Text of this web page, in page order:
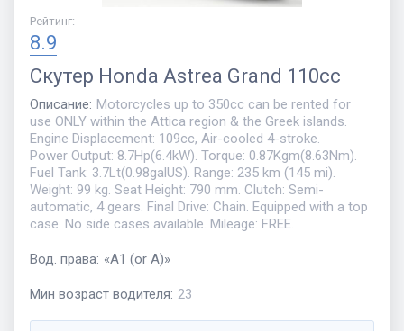
Рейтинг:
8.9
Скутер Honda Astrea Grand 110cc
Описание: Motorcycles up to 350cc can be rented for
use ONLY within the Attica region & the Greek islands.
Engine Displacement: 109cc, Air-cooled 4-stroke.
Power Output: 8.7Hp(6.4kW). Torque: 0.87Kgm(8.63Nm).
Fuel Tank: 3.7Lt(0.98galUS). Range: 235 km (145 mi).
Weight: 99 kg. Seat Height: 790 mm. Clutch: Semi-
automatic, 4 gears. Final Drive: Chain. Equipped with a top
case. No side cases available. Mileage: FREE.
Вод. права: «A1 (or A)»
Мин возраст водителя: 23